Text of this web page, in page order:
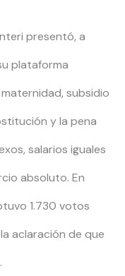
presentó, a
plataforma
subsidio
y la pena
salarios iguales
absoluto. En
1.730 votos
aclaración de que